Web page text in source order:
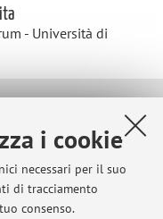
i cookie
necessari per il suo
di tracciamento
consenso.
- Università di